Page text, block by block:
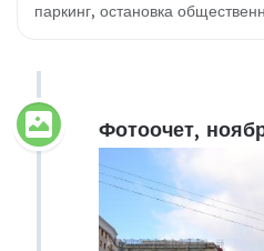
паркинг, остановка
Фотоочет,